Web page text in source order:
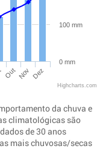
Out Nov Dez
0 mm
100 mm
Highcharts.com
da chuva e
climatológicas são
de 30 anos
mais chuvosas/secas